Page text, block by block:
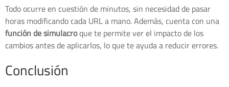
Todo ocurre en cuestión de minutos, sin necesidad de pasar
horas modificando cada URL a mano. Además, cuenta con una
función de simulacroque te permite ver el impacto de los
cambios antes de aplicarlos, lo que te ayuda a reducir errores.
Conclusión